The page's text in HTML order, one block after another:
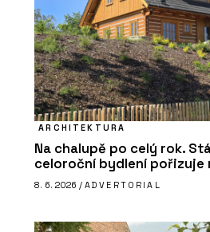
ARCHITEKTURA
Na chalupě po celý rok.
celoroční bydlení pořizuje
8. 6. 2026 / ADVERTORIAL